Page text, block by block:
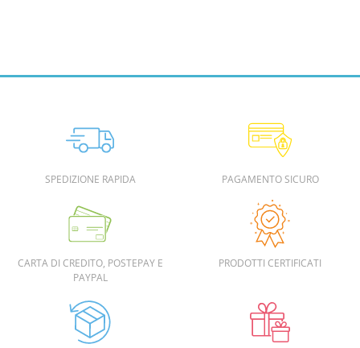
SPEDIZIONE RAPIDA PAGAMENTO SICURO
CARTA DI CREDITO, POSTEPAY E
PAYPAL
PRODOTTI CERTIFICATI